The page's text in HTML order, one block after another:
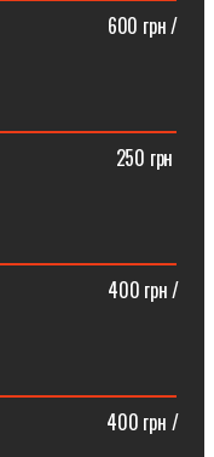
грн /
грн
грн /
грн /